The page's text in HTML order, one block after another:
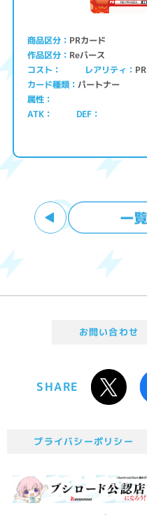
商品区分 PRカード
作品区分 Reバース
コスト レアリティ PR
カード種類 パートナー
属性
ATK
DEF
お問い合わせ
SHARE
プライバシーポリシー